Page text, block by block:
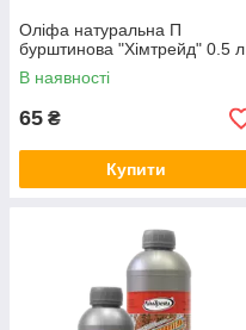
Оліфа натуральна П
бурштинова "Хімтрейд" 0.5 л
В наявності
65 ₴
Купити